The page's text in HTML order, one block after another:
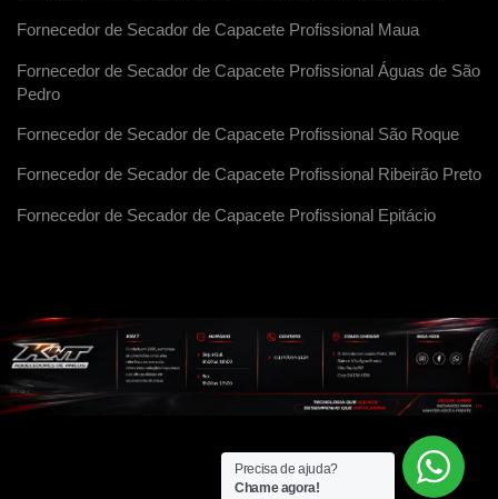
Fornecedor de Secador de Capacete Profissional Maua
Fornecedor de Secador de Capacete Profissional Águas de São
Pedro
Fornecedor de Secador de Capacete Profissional São Roque
Fornecedor de Secador de Capacete Profissional Ribeirão Preto
Fornecedor de Secador de Capacete Profissional Epitácio
Precisa de ajuda?
Chame agora!